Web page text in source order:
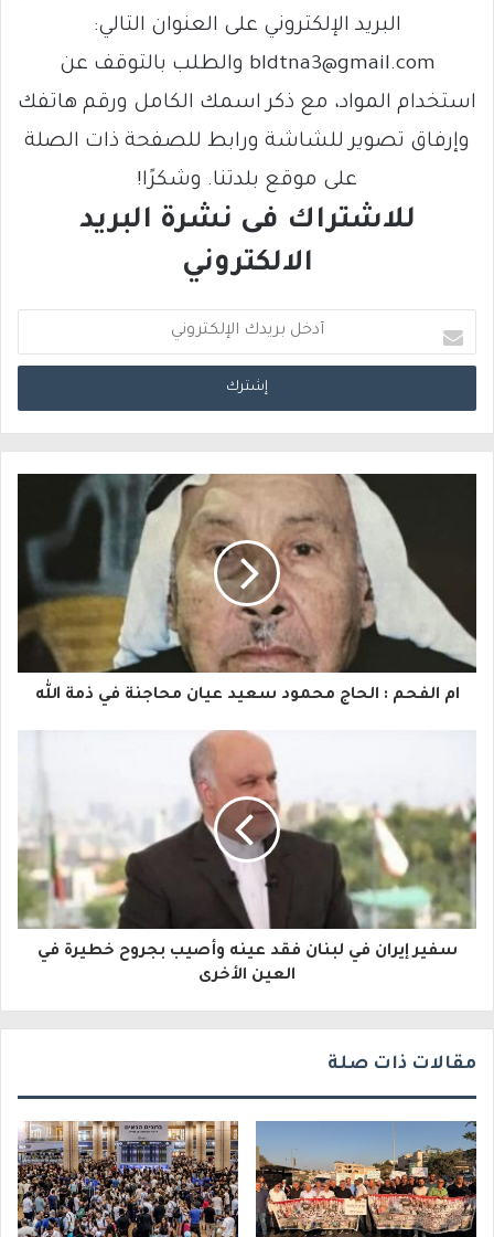
البريد الإلكتروني على العنوان التالي:
bldtna3@gmail.com والطلب بالتوقف عن
استخدام المواد، مع ذكر اسمك الكامل ورقم هاتفك
وإرفاق تصوير للشاشة ورابط للصفحة ذات الصلة
على موقع بلدتنا. وشكرًا!
للاشتراك فى نشرة البريد
الالكتروني
د
خ
ك
ا
ل
ك
ت
ر
ام الفحم : الحاج محمود سعيد عيان محاجنة في ذمة الله
سفير إيران في لبنان فقد عينه وأصيب بجروح خطيرة في
العين الأخرى
مقالات ذات صلة